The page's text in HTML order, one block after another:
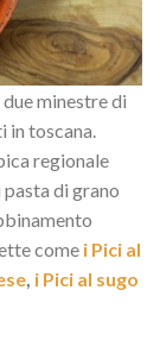
due minestre di
in toscana.
regionale
pasta di grano
come i Pici al
, i Pici al sugo